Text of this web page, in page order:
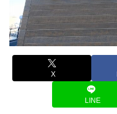
X
LINE